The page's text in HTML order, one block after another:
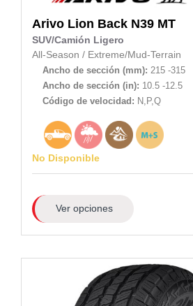
Arivo Lion Back N39 MT
SUV/Camión Ligero
All-Season / Extreme/Mud-Terrain
Ancho de sección (mm): 215 -315
Ancho de sección (in): 10.5 -12.5
Código de velocidad: N,P,Q
No Disponible
Ver opciones